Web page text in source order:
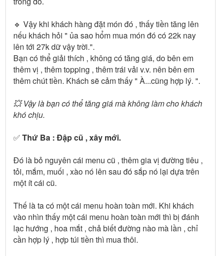
🔹 Vậy khi khách hàng đặt món đó , thấy tiền tăng lên
nếu khách hỏi " ủa sao hổm mua món đó có 22k nay
lên tới 27k dữ vậy trời.".
Bạn có thể giải thích , không có tăng giá, do bên em
thêm vị , thêm topping , thêm trái vải v.v. nên bên em
thêm chút tiền. Khách sẽ cảm thấy " À...cũng hợp lý. ".
💥 Vậy là bạn có thể tăng giá mà không làm cho khách
khó chịu.
✅ Thứ Ba : Đập cũ , xây mới.
Đó là bỏ nguyên cái menu cũ , thêm gia vị đường tiêu ,
tỏi, mắm, muối , xào nó lên sau đó sắp nó lại dựa trên
một ít cái cũ.
Thế là ta có một cái menu hoàn toàn mới. Khi khách
vào nhìn thấy một cái menu hoàn toàn mới thì bị đánh
lạc hướng , hoa mắt , chả biết đường nào mà lần , chỉ
cần hợp lý , hợp túi tiền thì mua thôi.